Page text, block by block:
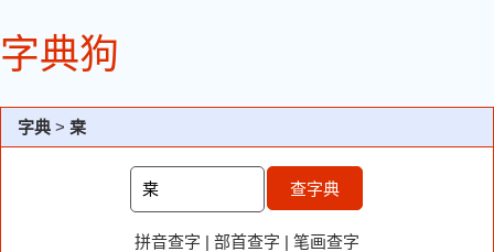
字典狗
字典 > 枽
查字典
拼音查字 | 部首查字 | 笔画查字